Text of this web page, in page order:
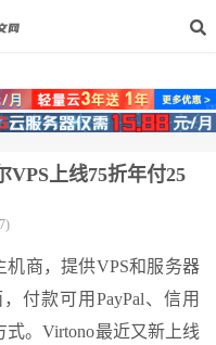
上线75折年付25
机商，提供VPS和服务器
付款可用PayPal、信用
。Virtono最近又新上线